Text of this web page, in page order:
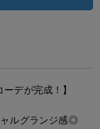
デが完成！】
ャルグランジ感◎